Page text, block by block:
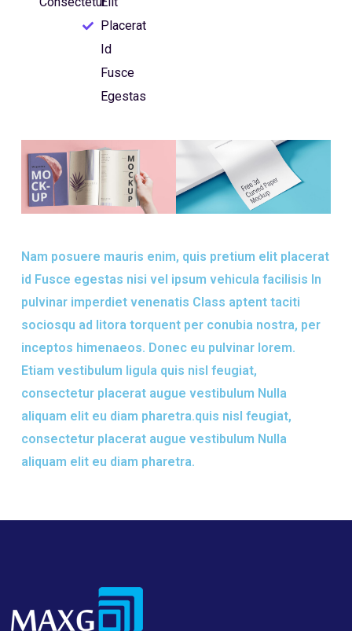
Placerat
Id
Fusce
Egestas
Nam posuere mauris enim, quis pretium elit placerat
id Fusce egestas nisi vel ipsum vehicula facilisis In
pulvinar imperdiet venenatis Class aptent taciti
sociosqu ad litora torquent per conubia nostra, per
inceptos himenaeos. Donec eu pulvinar lorem.
Etiam vestibulum ligula quis nisl feugiat,
consectetur placerat augue vestibulum Nulla
aliquam elit eu diam pharetra.quis nisl feugiat,
consectetur placerat augue vestibulum Nulla
aliquam elit eu diam pharetra.